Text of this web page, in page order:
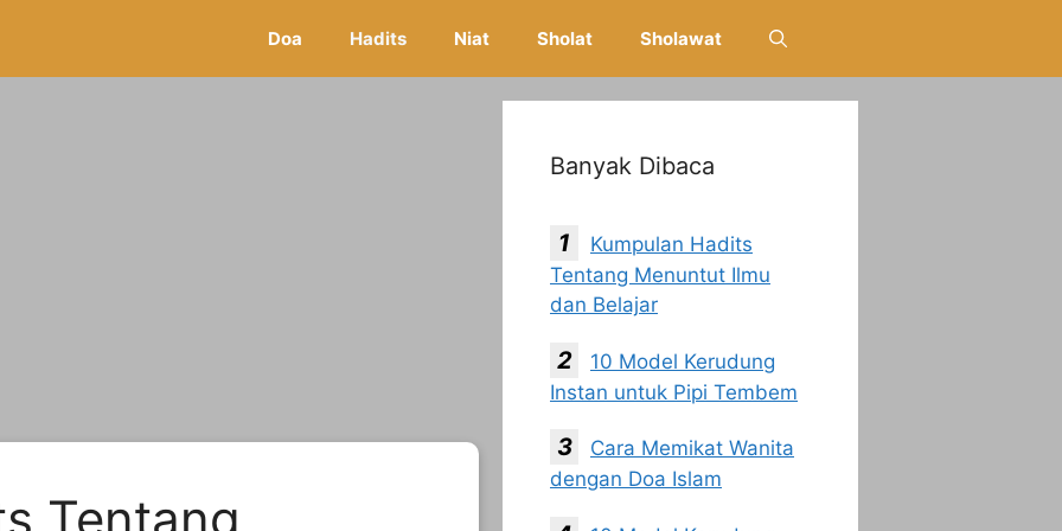
Doa Hadits Niat Sholat Sholawat
Tentang
Banyak Dibaca
Kumpulan Hadits
Tentang Menuntut Ilmu
dan Belajar
10 Model Kerudung
Instan untuk Pipi Tembem
Cara Memikat Wanita
dengan Doa Islam